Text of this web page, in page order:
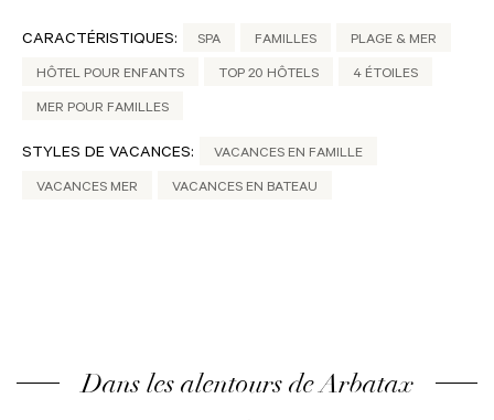
CARACTÉRISTIQUES: SPA FAMILLES PLAGE & MER
HÔTEL POUR ENFANTS TOP 20 HÔTELS 4 ÉTOILES
MER POUR FAMILLES
STYLES DE VACANCES: VACANCES EN FAMILLE
VACANCES MER VACANCES EN BATEAU
Dans les alentours de Arbatax